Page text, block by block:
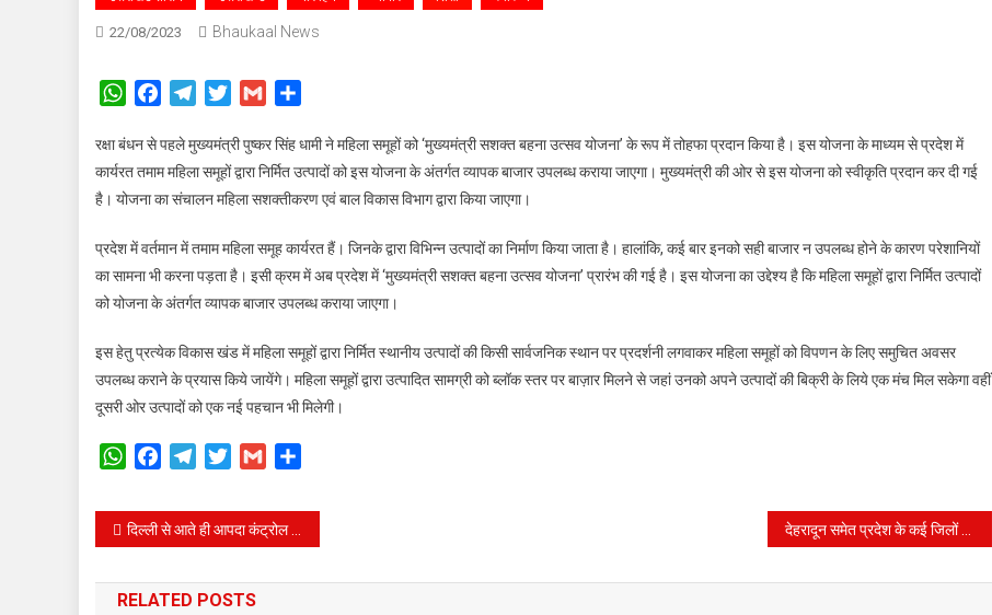
22/08/2023 Bhaukaal News
WhatsAppFacebookTelegramTwitterGmail
रक्षा बंधन से पहले मुख्यमंत्री पुष्कर सिंह धामी ने महिला समूहों को ‘मुख्यमंत्री सशक्त बहना उत्सव योजना’ के रूप में तोहफा प्रदान किया है। इस योजना के माध्यम से प्रदेश में
कार्यरत तमाम महिला समूहों द्वारा निर्मित उत्पादों को इस योजना के अंतर्गत व्यापक बाजार उपलब्ध कराया जाएगा। मुख्यमंत्री की ओर से इस योजना को स्वीकृति प्रदान कर दी गई
है। योजना का संचालन महिला सशक्तीकरण एवं बाल विकास विभाग द्वारा किया जाएगा।
प्रदेश में वर्तमान में तमाम महिला समूह कार्यरत हैं। जिनके द्वारा विभिन्न उत्पादों का निर्माण किया जाता है। हालांकि, कई बार इनको सही बाजार न उपलब्ध होने के कारण परेशानियों
का सामना भी करना पड़ता है। इसी क्रम में अब प्रदेश में ‘मुख्यमंत्री सशक्त बहना उत्सव योजना’ प्रारंभ की गई है। इस योजना का उद्देश्य है कि महिला समूहों द्वारा निर्मित उत्पादों
को योजना के अंतर्गत व्यापक बाजार उपलब्ध कराया जाएगा।
इस हेतु प्रत्येक विकास खंड में महिला समूहों द्वारा निर्मित स्थानीय उत्पादों की किसी सार्वजनिक स्थान पर प्रदर्शनी लगवाकर महिला समूहों को विपणन के लिए समुचित अवसर
उपलब्ध कराने के प्रयास किये जायेंगे। महिला समूहों द्वारा उत्पादित सामग्री को ब्लॉक स्तर पर बाज़ार मिलने से जहां उनको अपने उत्पादों की बिक्री के लिये एक मंच मिल सकेगा वहीं
दूसरी ओर उत्पादों को एक नई पहचान भी मिलेगी।
WhatsAppFacebookTelegramTwitterGmail
Post
navigation
दिल्ली से आते ही आपदा कंट्रोल रूम पहुंचे सीएम धामी, प्रदेश में हो रही अतिवृष्टि का लिया जायजा। देहरादून समेत प्रदेश के कई जिलों में स्कूलों की छुट्टी घोषित।
RELATED POSTS